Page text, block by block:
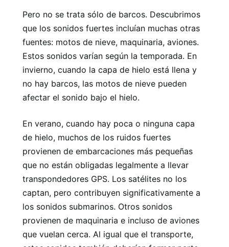
Pero no se trata sólo de barcos. Descubrimos
que los sonidos fuertes incluían muchas otras
fuentes: motos de nieve, maquinaria, aviones.
Estos sonidos varían según la temporada. En
invierno, cuando la capa de hielo está llena y
no hay barcos, las motos de nieve pueden
afectar el sonido bajo el hielo.
En verano, cuando hay poca o ninguna capa
de hielo, muchos de los ruidos fuertes
provienen de embarcaciones más pequeñas
que no están obligadas legalmente a llevar
transpondedores GPS. Los satélites no los
captan, pero contribuyen significativamente a
los sonidos submarinos. Otros sonidos
provienen de maquinaria e incluso de aviones
que vuelan cerca. Al igual que el transporte,